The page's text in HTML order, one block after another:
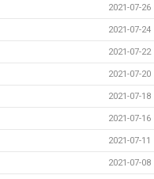
2021-07-26
2021-07-24
2021-07-22
2021-07-20
2021-07-18
2021-07-16
2021-07-11
2021-07-08